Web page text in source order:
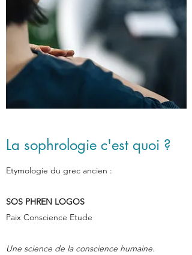
La sophrologie c'est quoi ?
Etymologie du grec ancien :
SOS PHREN LOGOS
Paix Conscience Etude
Une science de la conscience humaine.